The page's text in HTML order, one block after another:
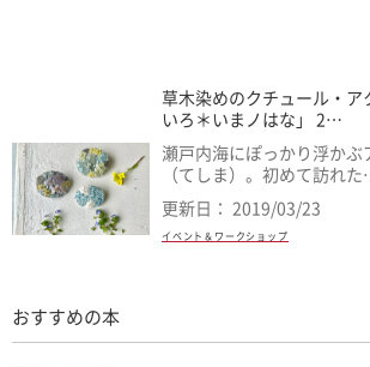
草木染めのクチュール・ア
いろ＊いまノはな」 2…
瀬戸内海にぽっかり浮かぶ
（てしま）。初めて訪れ
更新日： 2019/03/23
イベント＆ワークショップ
おすすめの本